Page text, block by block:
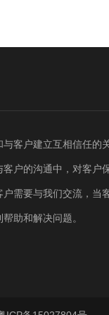
与客户建立互相信任的
客户的沟通中，对客户
户需要与我们交流，当
助和解决问题。